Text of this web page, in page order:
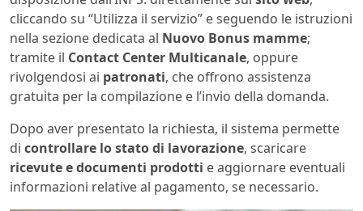
cliccando su “Utilizza il servizio” e seguendo le istruzioni
nella sezione dedicata al Nuovo Bonus mamme;
tramite il Contact Center Multicanale, oppure
rivolgendosi ai patronati, che offrono assistenza
gratuita per la compilazione e l’invio della domanda.
Dopo aver presentato la richiesta, il sistema permette
di controllare lo stato di lavorazione, scaricare
ricevute e documenti prodotti e aggiornare eventuali
informazioni relative al pagamento, se necessario.